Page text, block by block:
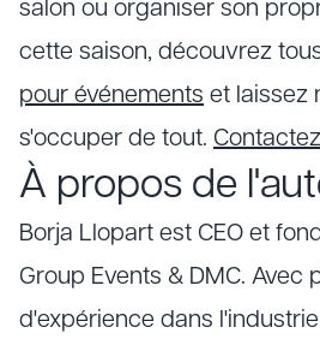
salon ou organiser son
cette saison, découvrez
pour événements et laissez
s'occuper de tout.
À propos de
Borja Llopart est CEO et
Group Events & DMC. Avec
d'expérience dans l'industrie